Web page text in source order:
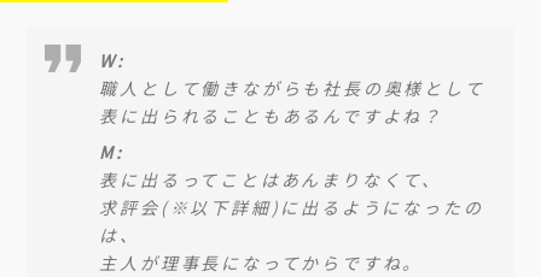
W:
職人として働きながらも社長の奥様として
表に出られることもあるんですよね？
M:
表に出るってことはあんまりなくて、
求評会(※以下詳細)に出るようになったの
は、
主人が理事長になってからですね。